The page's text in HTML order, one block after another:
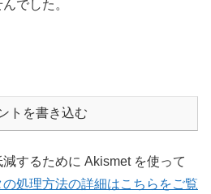
でした。
トを書き込む
するために Akismet を使って
処理方法の詳細はこちらをご覧